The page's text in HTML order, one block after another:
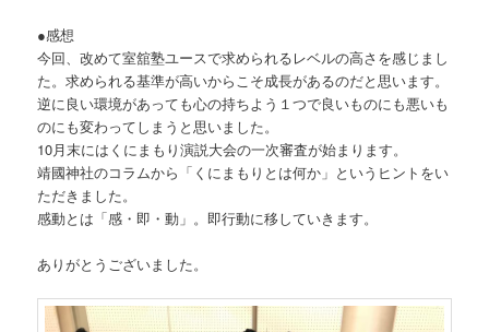
●感想
今回、改めて室舘塾ユースで求められるレベルの高さを感じまし
た。求められる基準が高いからこそ成長があるのだと思います。
逆に良い環境があっても心の持ちよう１つで良いものにも悪いも
のにも変わってしまうと思いました。
10月末にはくにまもり演説大会の一次審査が始まります。
靖國神社のコラムから「くにまもりとは何か」というヒントをい
ただきました。
感動とは「感・即・動」。即行動に移していきます。
ありがとうございました。